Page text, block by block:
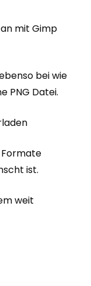
mit Gimp
bei wie
PNG Datei.
Formate
ist.
weit